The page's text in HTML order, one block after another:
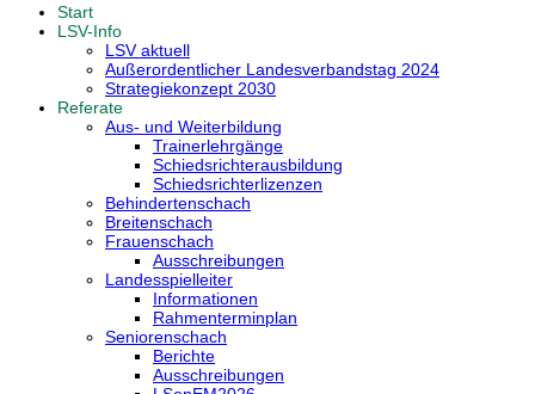
Start
LSV-Info
LSV aktuell
Außerordentlicher Landesverbandstag 2024
Strategiekonzept 2030
Referate
Aus- und Weiterbildung
Trainerlehrgänge
Schiedsrichterausbildung
Schiedsrichterlizenzen
Behindertenschach
Breitenschach
Frauenschach
Ausschreibungen
Landesspielleiter
Informationen
Rahmenterminplan
Seniorenschach
Berichte
Ausschreibungen